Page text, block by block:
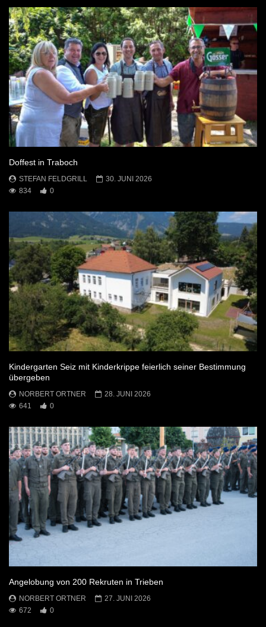
Doffest in Traboch
STEFAN FELDGRILL
30. JUNI 2026
834
0
Kindergarten Seiz mit Kinderkrippe feierlich seiner Bestimmung
übergeben
NORBERT ORTNER
28. JUNI 2026
641
0
Angelobung von 200 Rekruten in Trieben
NORBERT ORTNER
27. JUNI 2026
672
0